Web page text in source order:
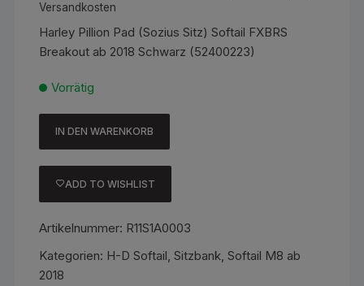
Versandkosten
Harley Pillion Pad (Sozius Sitz) Softail FXBRS
Breakout ab 2018 Schwarz (52400223)
Vorrätig
Harley
Pad
(Sozius
Softail
FXBRS
Breakout
IN DEN WARENKORB
ADD TO WISHLIST
Artikelnummer: R11S1A0003
Kategorien: H-D Softail,Sitzbank,Softail M8 ab
2018